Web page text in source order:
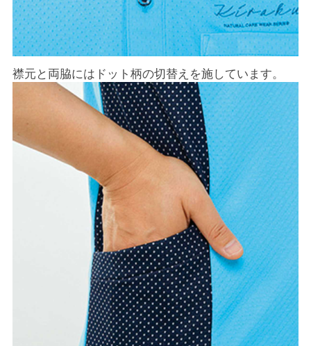
襟元と両脇にはドット柄の切替えを施しています。